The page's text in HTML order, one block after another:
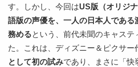
す。しかし、今回はUS版（オリジ
語版の声優を、一人の日本人である
務めるという、前代未聞のキャステ
た。これは、ディズニー＆ピクサー
として初の試みであり、まさに「快